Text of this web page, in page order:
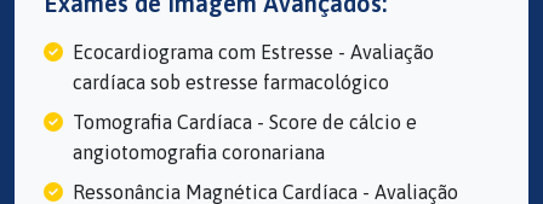
Ecocardiograma com Estresse - Avaliação
cardíaca sob estresse farmacológico
Tomografia Cardíaca - Score de cálcio e
angiotomografia coronariana
Ressonância Magnética Cardíaca - Avaliação